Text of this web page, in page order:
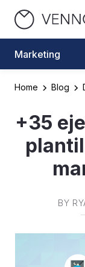
Marketing
Home Blog
+35
BY